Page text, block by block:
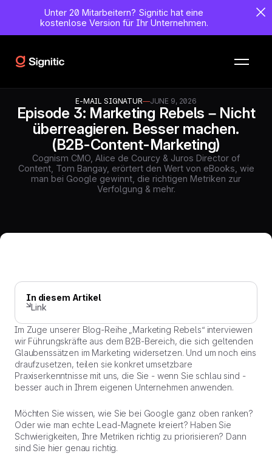
Unter 20 Mitarbeitern? Signitic hat eine
kostenlose Version für Ihr Unternehmen.
E-MAIL SIGNATUR—JUNE 9, 2026
Episode 3: Marketing Rebels – Nicht
überreagieren. Besser machen.
(B2B-Content-Marketing)
Cognism CMO, Alice de Courcy & Juros Director of
Content, Tom Bangay, erörtert den Wert von eBooks, wie
man bei Google gewinnt, die richtigen Metriken zur
Verfolgung & mehr.
In diesem Artikel
Link
Im Zuge unserer Blog-Reihe „Marketing Rebels“ interviewen
wir Führungskräfte aus dem B2B-Bereich, die sich geltenden
Glaubenssätzen im Marketing widersetzen. Und um noch eins
draufzusetzen, teilen sie konkret umsetzbare
Praxiserkenntnisse mit uns, die Sie - wenn Sie schlau sind -
besser auch in Ihrem eigenen Unternehmen anwenden.
Möchten Sie wissen, wie Sie bei Google ganz oben ranken?
Oder wie man echte Lead-Magnete kreiert? Haben Sie
Schwierigkeiten, Ihre Metriken richtig zu priorisieren? Dann
sind Sie hier genau richtig.